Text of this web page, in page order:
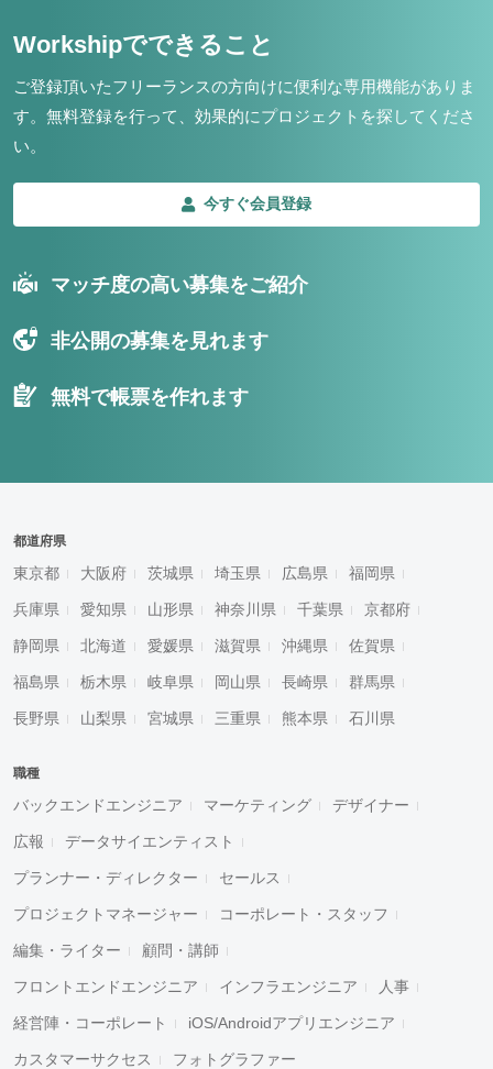
Workshipでできること
ご登録頂いたフリーランスの方向けに便利な専用機能がありま
す。 無料登録を行って、効果的にプロジェクトを探してくださ
い。
今すぐ会員登録
マッチ度の高い募集をご紹介
非公開の募集を見れます
無料で帳票を作れます
都道府県
東京都 大阪府 茨城県 埼玉県 広島県 福岡県
兵庫県 愛知県 山形県 神奈川県 千葉県 京都府
静岡県 北海道 愛媛県 滋賀県 沖縄県 佐賀県
福島県 栃木県 岐阜県 岡山県 長崎県 群馬県
長野県 山梨県 宮城県 三重県 熊本県 石川県
職種
バックエンドエンジニア マーケティング デザイナー
広報 データサイエンティスト
プランナー・ディレクター セールス
プロジェクトマネージャー コーポレート・スタッフ
編集・ライター 顧問・講師
フロントエンドエンジニア インフラエンジニア 人事
経営陣・コーポレート iOS/Androidアプリエンジニア
カスタマーサクセス フォトグラファー